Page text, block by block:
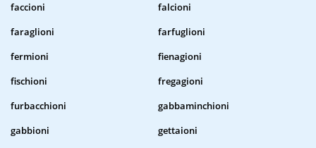
faccioni
falcioni
faraglioni
farfuglioni
fermioni
fienagioni
fischioni
fregagioni
furbacchioni
gabbaminchioni
gabbioni
gettaioni